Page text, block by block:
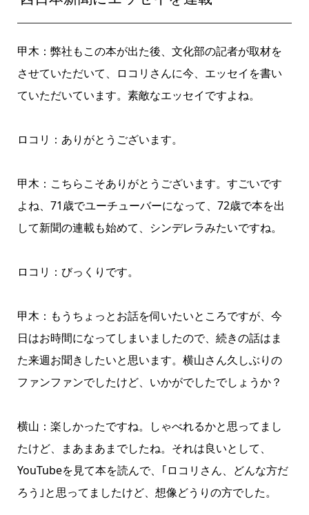
甲木：弊社もこの本が出た後、文化部の記者が取材を
させていただいて、ロコリさんに今、エッセイを書い
ていただいています。素敵なエッセイですよね。
ロコリ：ありがとうございます。
甲木：こちらこそありがとうございます。すごいです
よね、71歳でユーチューバーになって、72歳で本を出
して新聞の連載も始めて、シンデレラみたいですね。
ロコリ：びっくりです。
甲木：もうちょっとお話を伺いたいところですが、今
日はお時間になってしまいましたので、続きの話はま
た来週お聞きしたいと思います。横山さん久しぶりの
ファンファンでしたけど、いかがでしたでしょうか？
横山：楽しかったですね。しゃべれるかと思ってまし
たけど、まあまあまでしたね。それは良いとして、
YouTubeを見て本を読んで、｢ロコリさん、どんな方だ
ろう｣と思ってましたけど、想像どうりの方でした。